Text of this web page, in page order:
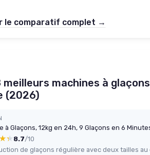
le comparatif complet →
meilleurs machines à glaçons
(2026)
8.7/10